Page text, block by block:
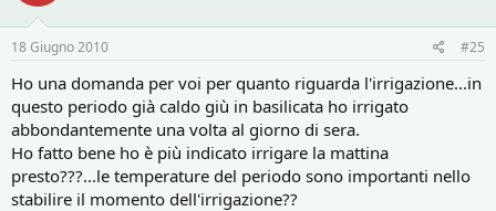
18 Giugno 2010 #25
Ho una domanda per voi per quanto riguarda l'irrigazione...in
questo periodo già caldo giù in basilicata ho irrigato
abbondantemente una volta al giorno di sera.
Ho fatto bene ho è più indicato irrigare la mattina
presto???...le temperature del periodo sono importanti nello
stabilire il momento dell'irrigazione??